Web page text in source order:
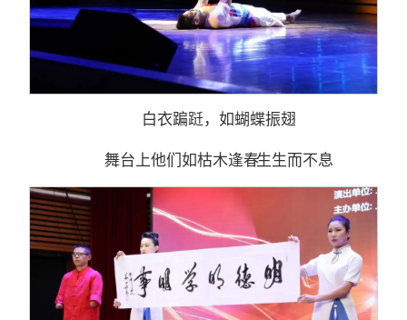
白衣蹁跹，如蝴蝶振翅
舞台上他们如枯木逢春 生生而不息